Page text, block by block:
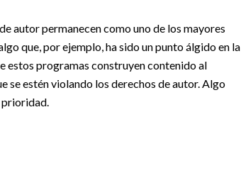
autor permanecen como uno de los mayores
que, por ejemplo, ha sido un punto álgido en la
estos programas construyen contenido al
se estén violando los derechos de autor. Algo
prioridad.